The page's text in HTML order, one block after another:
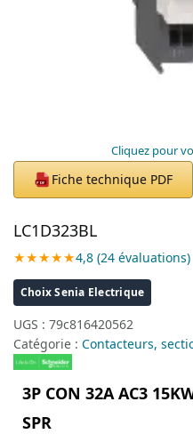
Cliquez pour
PDF Fiche technique PDF
LC1D323BL
★★★★★4,8 (24 évaluations)
Choix Senia Electrique
UGS : 79c816420562
Catégorie : Contacteurs,
3P CON 32A AC3
SPR